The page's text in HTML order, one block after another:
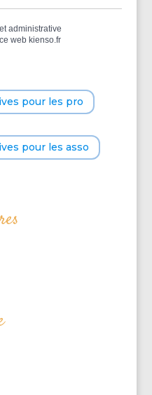
administrative
web kienso.fr
pour les pro
pour les asso
vendredi